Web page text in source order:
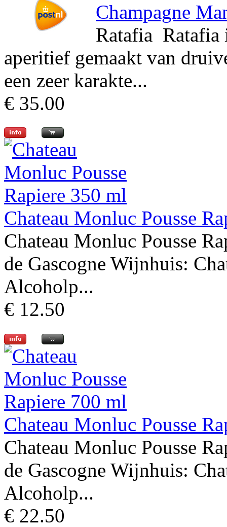
Champagne
Ratafia Ratafia
aperitief gemaakt van
een zeer karakte...
€ 35.00
Chateau Monluc Pousse
Chateau Monluc Pousse
de Gascogne Wijnhuis:
Alcoholp...
€ 12.50
Chateau Monluc Pousse
Chateau Monluc Pousse
de Gascogne Wijnhuis:
Alcoholp...
€ 22.50